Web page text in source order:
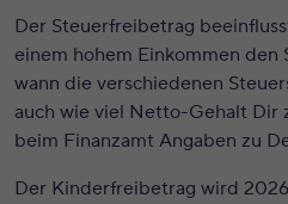
Der Steuerfreibetrag
einem hohem Einkommen den
wann die verschiedenen
auch wie viel Netto-Gehalt Dir
beim Finanzamt Angaben zu
Der Kinderfreibetrag wird